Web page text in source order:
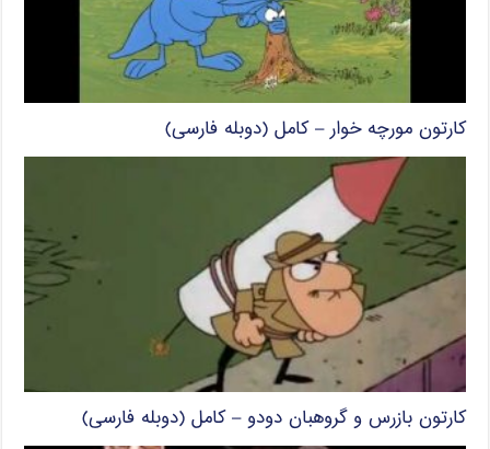
کارتون مورچه خوار – کامل (دوبله فارسی)
کارتون بازرس و گروهبان دودو – کامل (دوبله فارسی)